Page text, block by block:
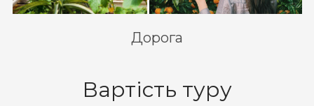
Дорога
Вартість туру